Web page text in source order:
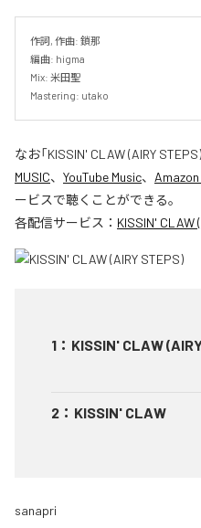
作詞, 作曲: 鎖那
編曲: higma
Mix: 米田聖
Mastering: utako
なお「KISSIN' CLAW (AIRY STEPS)
MUSIC、 YouTube Music、
ービスで聴くことができる。
各配信サービス： KISSIN' CLAW
1 ： KISSIN' CLAW
2 ： KISSIN' CLAW
sanapri